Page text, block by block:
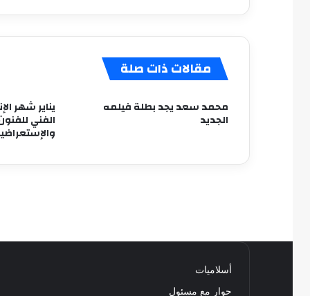
الأفريقية
مقالات ذات صلة
محمد سعد يجد بطلة فيلمه
الجديد
يناير شهر
الفني
أسلاميات
حوار مع مسئول